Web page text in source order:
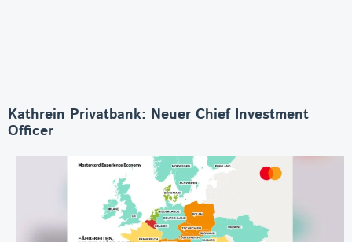
Kathrein Privatbank: Neuer Chief Investment
Officer